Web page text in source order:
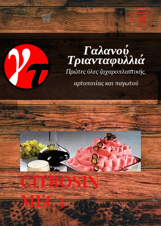
Γαλανού
Τριανταφυλλιά
Πρώτες ύλες ζαχαροπλαστικής,
αρτοποιίας και παγωτού
CITROSIN
MEC3